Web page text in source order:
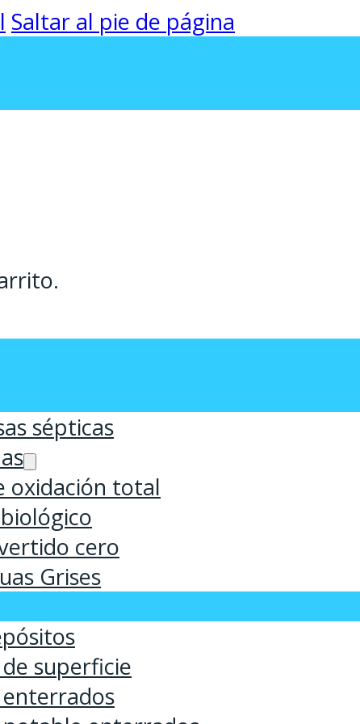
Saltar al pie de página
sépticas
oxidación total
cero
Grises
superficie